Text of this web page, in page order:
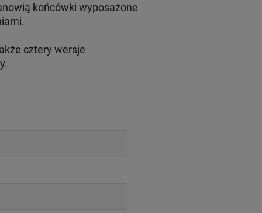
końcówki wyposażone
cztery wersje